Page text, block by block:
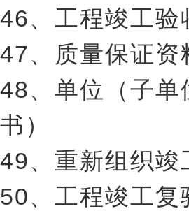
46、工程竣工验
47、质量保证资
48、单位（子单
书）
49、重新组织竣
50、工程竣工复